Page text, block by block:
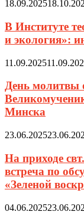
18.09.2025
В Институте
и экология»:
11.09.2025
День молитвы
Минска
23.06.2025
На приходе
встреча по
«Зеленой
04.06.2025